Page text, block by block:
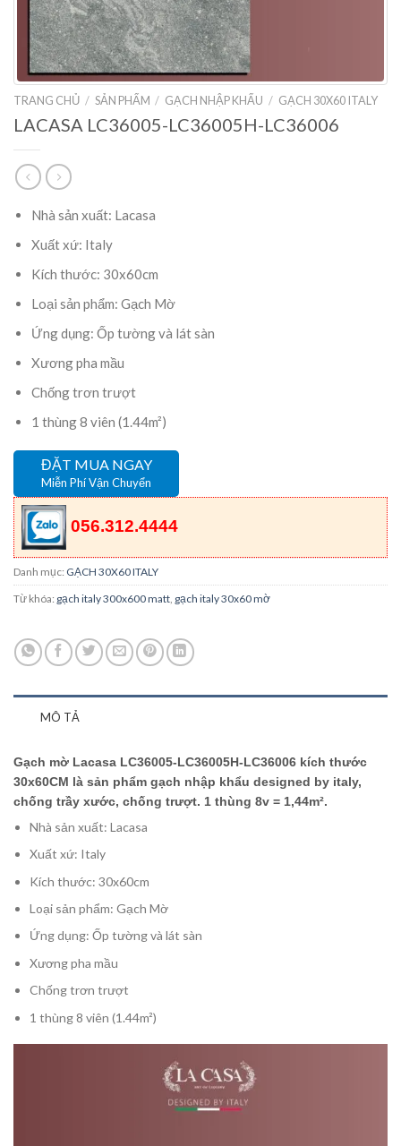
TRANG CHỦ / SẢN PHẨM / GẠCH NHẬP KHẨU / GẠCH 30X60 ITALY
LACASA LC36005-LC36005H-LC36006
Nhà sản xuất: Lacasa
Xuất xứ: Italy
Kích thước: 30x60cm
Loại sản phẩm: Gạch Mờ
Ứng dụng: Ốp tường và lát sàn
Xương pha mầu
Chống trơn trượt
1 thùng 8 viên (1.44m²)
ĐẶT MUA NGAY
Miễn Phí Vận Chuyển
056.312.4444
Danh mục: GẠCH 30X60 ITALY
Từ khóa: gạch italy 300x600 matt gạch italy 30x60 mờ
MÔ TẢ
Gạch mờ Lacasa LC36005-LC36005H-LC36006 kích thước
30x60CM là sản phẩm gạch nhập khẩu designed by italy,
chống trầy xước, chống trượt. 1 thùng 8v = 1,44m².
Nhà sản xuất: Lacasa
Xuất xứ: Italy
Kích thước: 30x60cm
Loại sản phẩm: Gạch Mờ
Ứng dụng: Ốp tường và lát sàn
Xương pha mầu
Chống trơn trượt
1 thùng 8 viên (1.44m²)